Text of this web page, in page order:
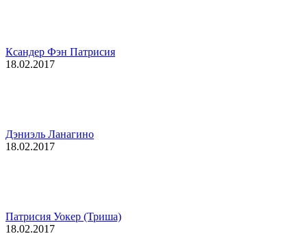
Ксандер Фэн Патрисия
18.02.2017
Дэниэль Ланагино
18.02.2017
Патрисия Уокер (Триша)
18.02.2017